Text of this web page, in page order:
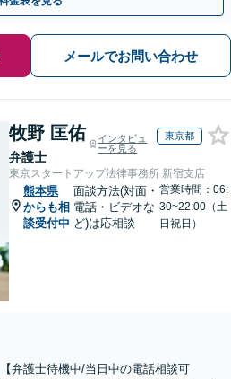
メールでお問い合わせ
牧野 匡佑
弁護士
インタビュ
ーを見る
東京都
東京スタートアップ法律事務所 新宿支店
熊本県
からも相
談受付中
面談方法(対面・
電話・ビデオな
ど)は応相談
営業時間：06:
30~22:00（土
日祝日）
弁護士待機中/当日中の電話相談可